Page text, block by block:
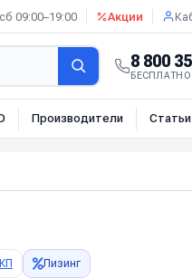
09:00–19:00 Акции
8 800
Производители Статьи
КП Лизинг